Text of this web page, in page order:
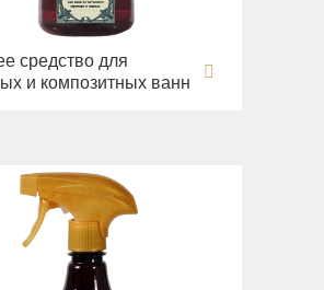
средство для
и композитных ванн